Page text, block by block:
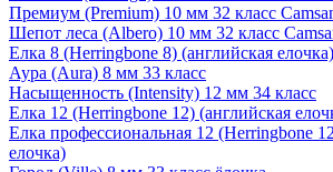
Премиум (Premium) 10 мм 32 класс
Шепот леса (Albero) 10 мм 32 класс
Елка 8 (Herringbone 8) (английская елочка)
Аура (Aura) 8 мм 33 класс
Насыщенность (Intensity) 12 мм 34 класс
Елка 12 (Herringbone 12) (английская
Елка профессиональная 12 (Herringbone
елочка)